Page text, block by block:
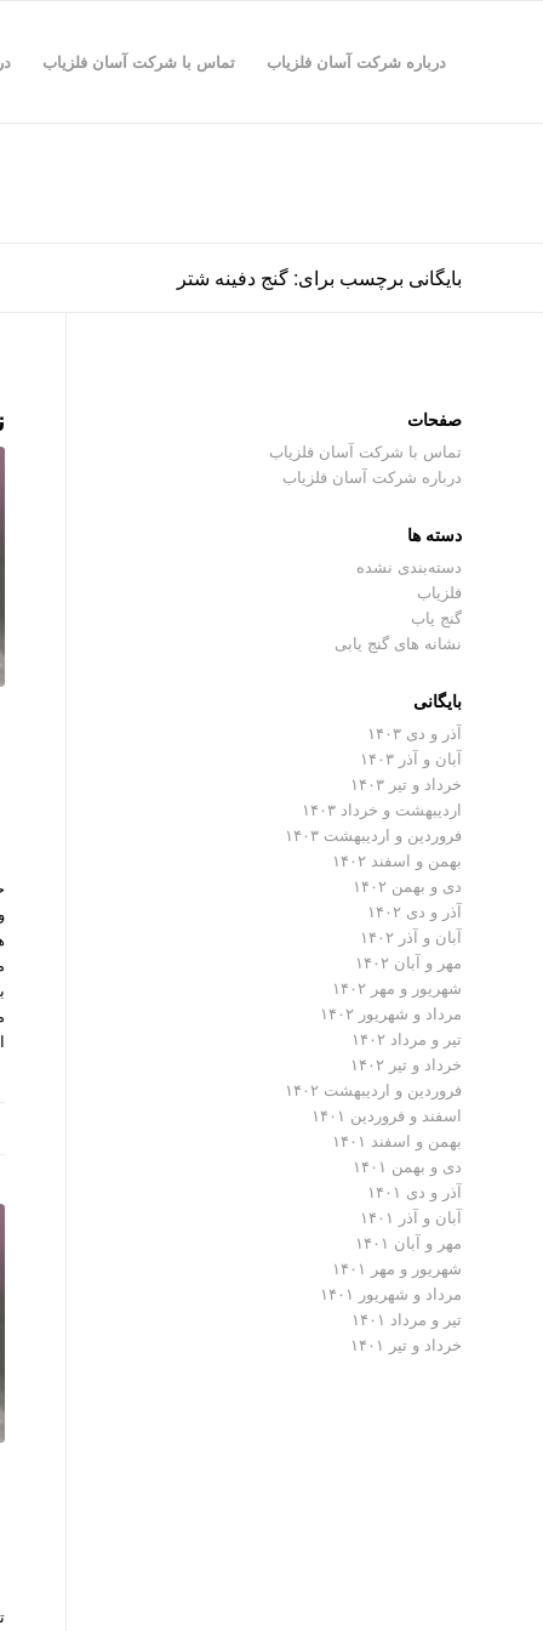
درباره شرکت آسان فلزیاب تماس با شرکت آسان فلزیاب
بایگانی برچسب برای: گنج دفینه شتر
صفحات
تماس با شرکت آسان فلزیاب
درباره شرکت آسان فلزیاب
دسته ها
دسته‌بندی نشده
فلزیاب
گنج یاب
نشانه های گنج یابی
بایگانی
آذر و دی ۱۴۰۳
آبان و آذر ۱۴۰۳
خرداد و تیر ۱۴۰۳
اردیبهشت و خرداد ۱۴۰۳
فروردین و اردیبهشت ۱۴۰۳
بهمن و اسفند ۱۴۰۲
دی و بهمن ۱۴۰۲
آذر و دی ۱۴۰۲
آبان و آذر ۱۴۰۲
مهر و آبان ۱۴۰۲
شهریور و مهر ۱۴۰۲
مرداد و شهریور ۱۴۰۲
تیر و مرداد ۱۴۰۲
خرداد و تیر ۱۴۰۲
فروردین و اردیبهشت ۱۴۰۲
اسفند و فروردین ۱۴۰۱
بهمن و اسفند ۱۴۰۱
دی و بهمن ۱۴۰۱
آذر و دی ۱۴۰۱
آبان و آذر ۱۴۰۱
مهر و آبان ۱۴۰۱
شهریور و مهر ۱۴۰۱
مرداد و شهریور ۱۴۰۱
تیر و مرداد ۱۴۰۱
خرداد و تیر ۱۴۰۱